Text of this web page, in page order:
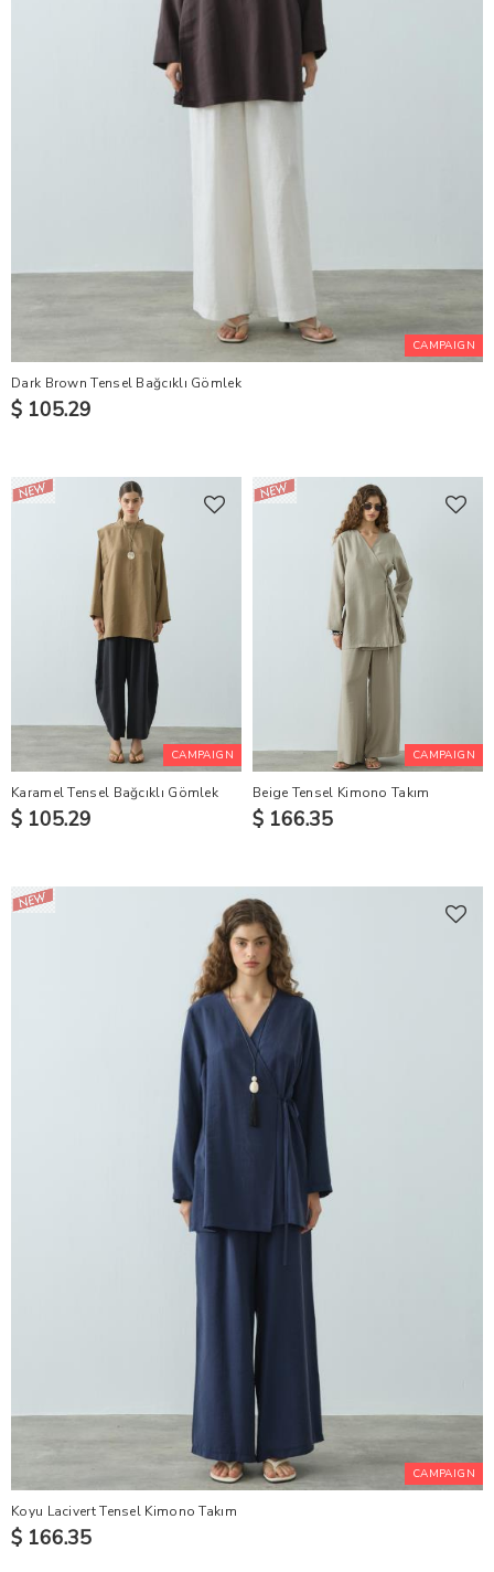
CAMPAIGN
Dark Brown Tensel Bağcıklı Gömlek
$ 105.29
CAMPAIGN
Karamel Tensel Bağcıklı Gömlek
$ 105.29
CAMPAIGN
Beige Tensel Kimono Takım
$ 166.35
CAMPAIGN
Koyu Lacivert Tensel Kimono Takım
$ 166.35